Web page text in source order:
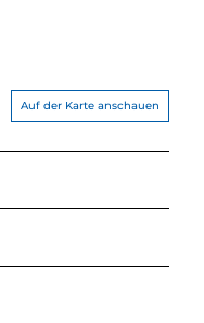
Auf der Karte anschauen